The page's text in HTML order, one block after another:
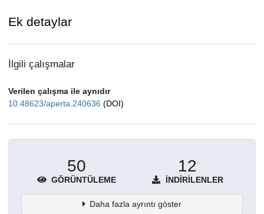
Ek detaylar
İlgili çalışmalar
Verilen çalışma ile aynıdır
10.48623/aperta.240636 (DOI)
50
GÖRÜNTÜLEME
12
İNDIRILENLER
Daha fazla ayrıntı göster